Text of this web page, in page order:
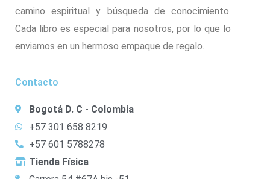
camino espiritual y búsqueda de conocimiento.
Cada libro es especial para nosotros, por lo que lo
enviamos en un hermoso empaque de regalo.
Contacto
Bogotá D. C - Colombia
+57 301 658 8219
+57 601 5788278
Tienda Física